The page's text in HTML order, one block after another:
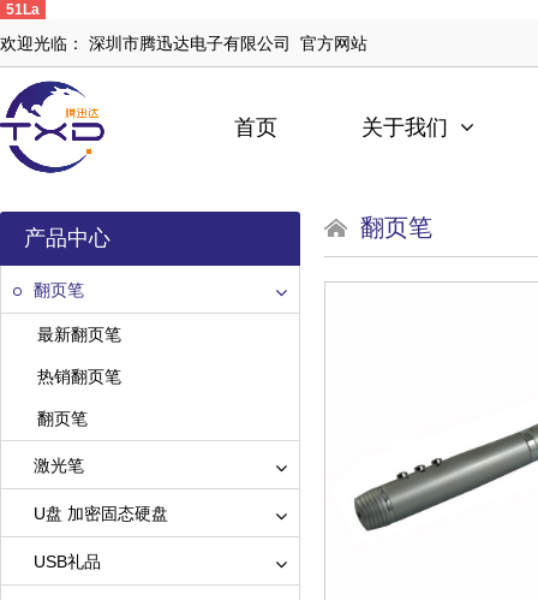
51La
欢迎光临： 深圳市腾迅达电子有限公司 官方网站
首页 关于我们
产品中心
翻页笔
最新翻页笔
热销翻页笔
翻页笔
激光笔
U盘 加密固态硬盘
USB礼品
翻页笔